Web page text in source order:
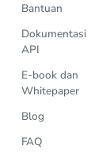
Bantuan
Dokumentasi
API
E-book dan
Whitepaper
Blog
FAQ